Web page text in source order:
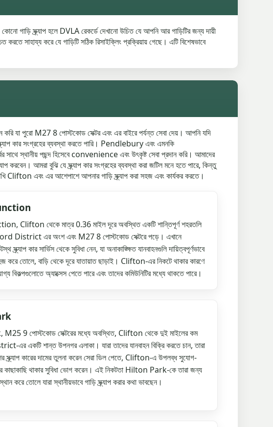
গাড়ি স্ক্র্যাপ হলে DVLA রেকর্ডে দেখানো উচিত যে আপনি আর গাড়িটির জন্য দায়ী
করে যে গাড়িটি সঠিক রিসাইক্লিং প্রক্রিয়ায় গেছে। এটি বিশেষভাবে
করি যা পুরো M27 8 পোস্টকোড সেক্টর এবং এর বাইরে পর্যন্ত সেবা দেয়। আপনি যদি
কার সংগ্রহের ব্যবস্থা করতে পারি। Pendlebury এবং এমনকি
সাথে স্থানীয় পছন্দ হিসেবে convenience এবং উৎকৃষ্ট সেবা প্রদান করি। আমাদের
করবেন। আমরা বুঝি যে স্ক্র্যাপ কার সংগ্রহের ব্যবস্থা করা জটিল মনে হতে পারে, কিন্তু
Clifton এবং এর আশেপাশে আপনার গাড়ি স্ক্র্যাপ করা সহজ এবং কার্যকর করতে।
Clifton থেকে মাত্র 0.36 মাইল দূরে অবস্থিত একটি শান্তিপূর্ণ শহরতলি
District এর অংশ এবং M27 8 পোস্টকোড সেক্টরে পড়ে। এখানে
স্ক্র্যাপ কার সার্ভিস থেকে সুবিধা নেন, যা অনাকাঙ্ক্ষিত যানবাহনগুলি দায়িত্বপূর্ণভাবে
করে তোলে, বাড়ি থেকে দূরে যাতায়াত ছাড়াই। Clifton-এর নিকটে থাকার কারণে
বিকল্পগুলোতে অ্যাক্সেস পেতে পারে এবং তাদের কমিউনিটির মধ্যে থাকতে পারে।
9 পোস্টকোড সেক্টরের মধ্যে অবস্থিত, Clifton থেকে দুই মাইলের কম
এর একটি শান্ত উপনগর এলাকা। যারা তাদের যানবাহন বিক্রি করতে চান, তারা
স্ক্র্যাপ কারের দামের তুলনা করেন সেরা ডিল পেতে, Clifton-এ উপলব্ধ সুযোগ-
কাছাকাছি থাকার সুবিধা ভোগ করেন। এই নিকটতা Hilton Park-কে তারা জন্য
করে তোলে যারা স্থানীয়ভাবে গাড়ি স্ক্র্যাপ করার কথা ভাবছেন।